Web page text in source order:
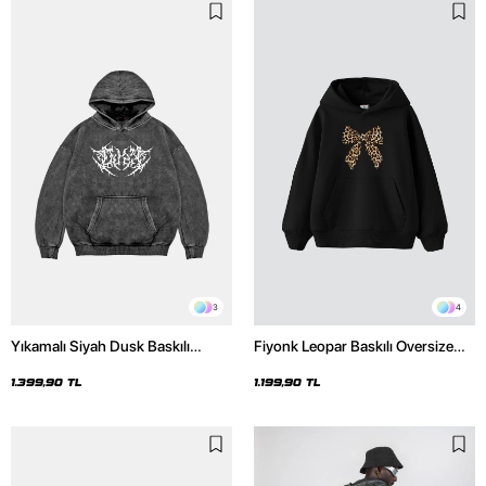
3
Yıkamalı Siyah Dusk Baskılı
1.399,90 TL
4
Fiyonk Leopar Baskılı Oversize
1.199,90 TL